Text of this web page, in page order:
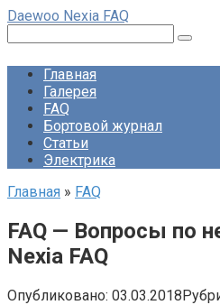
Перейти
контенту
Daewoo Nexia FAQ
Главная
Галерея
FAQ
Бортовой журнал
Статьи
Электрика
Главная » FAQ
FAQ — Вопросы по
Nexia FAQ
Опубликовано: 03.03.2018